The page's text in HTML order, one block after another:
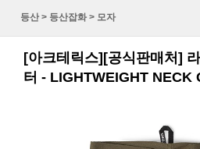
등산 > 등산잡화 > 모자
[아크테릭스][공식판매처]
터 - LIGHTWEIGHT NECK